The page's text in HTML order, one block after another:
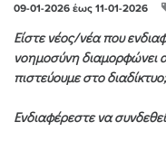
09-01-2026 έως 11-01-2026
Είστε νέος/νέα που
νοημοσύνη διαμορφώνει
πιστεύουμε στο διαδίκτυο;
Ενδιαφέρεστε να